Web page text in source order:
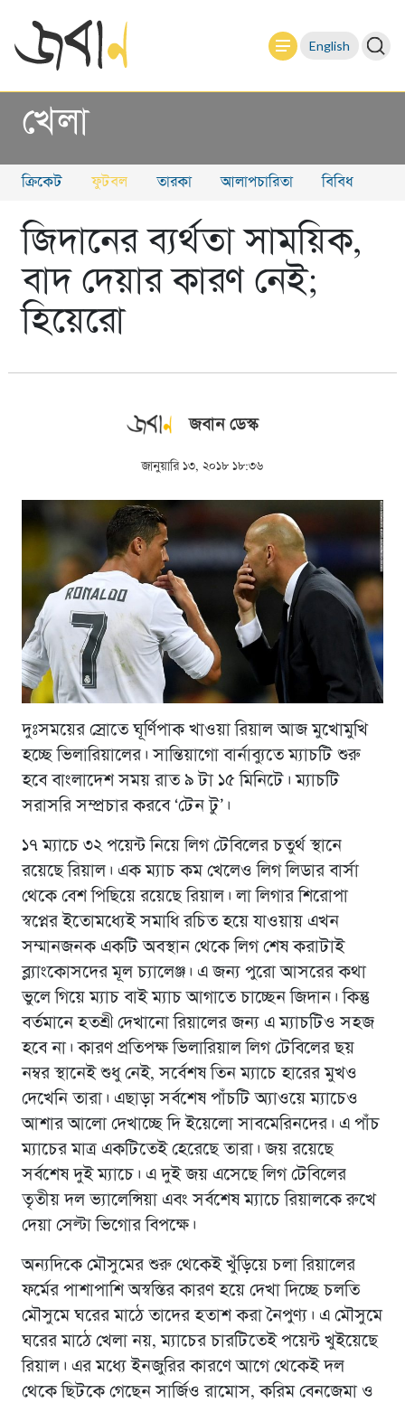
English
খেলা
ক্রিকেট ফুটবল তারকা আলাপচারিতা বিবিধ
জিদানের ব্যর্থতা সাময়িক,
বাদ দেয়ার কারণ নেই;
হিয়েরো
জবান ডেস্ক
জানুয়ারি ১৩, ২০১৮ ১৮:৩৬
দুঃসময়ের স্রোতে ঘূর্ণিপাক খাওয়া রিয়াল আজ মুখোমুখি
হচ্ছে ভিলারিয়ালের। সান্তিয়াগো বার্নাব্যুতে ম্যাচটি শুরু
হবে বাংলাদেশ সময় রাত ৯ টা ১৫ মিনিটে। ম্যাচটি
সরাসরি সম্প্রচার করবে ‘টেন টু’।
১৭ ম্যাচে ৩২ পয়েন্ট নিয়ে লিগ টেবিলের চতুর্থ স্থানে
রয়েছে রিয়াল। এক ম্যাচ কম খেলেও লিগ লিডার বার্সা
থেকে বেশ পিছিয়ে রয়েছে রিয়াল। লা লিগার শিরোপা
স্বপ্নের ইতোমধ্যেই সমাধি রচিত হয়ে যাওয়ায় এখন
সম্মানজনক একটি অবস্থান থেকে লিগ শেষ করাটাই
ব্ল্যাংকোসদের মূল চ্যালেঞ্জ। এ জন্য পুরো আসরের কথা
ভুলে গিয়ে ম্যাচ বাই ম্যাচ আগাতে চাচ্ছেন জিদান। কিন্তু
বর্তমানে হতশ্রী দেখানো রিয়ালের জন্য এ ম্যাচটিও সহজ
হবে না। কারণ প্রতিপক্ষ ভিলারিয়াল লিগ টেবিলের ছয়
নম্বর স্থানেই শুধু নেই, সর্বেশষ তিন ম্যাচে হারের মুখও
দেখেনি তারা। এছাড়া সর্বশেষ পাঁচটি অ্যাওয়ে ম্যাচেও
আশার আলো দেখাচ্ছে দি ইয়েলো সাবমেরিনদের। এ পাঁচ
ম্যাচের মাত্র একটিতেই হেরেছে তারা। জয় রয়েছে
সর্বশেষ দুই ম্যাচে। এ দুই জয় এসেছে লিগ টেবিলের
তৃতীয় দল ভ্যালেন্সিয়া এবং সর্বশেষ ম্যাচে রিয়ালকে রুখে
দেয়া সেল্টা ভিগোর বিপক্ষে।
অন্যদিকে মৌসুমের শুরু থেকেই খুঁড়িয়ে চলা রিয়ালের
ফর্মের পাশাপাশি অস্বস্তির কারণ হয়ে দেখা দিচ্ছে চলতি
মৌসুমে ঘরের মাঠে তাদের হতাশ করা নৈপুণ্য। এ মৌসুমে
ঘরের মাঠে খেলা নয়, ম্যাচের চারটিতেই পয়েন্ট খুইয়েছে
রিয়াল। এর মধ্যে ইনজুরির কারণে আগে থেকেই দল
থেকে ছিটকে গেছেন সার্জিও রামোস, করিম বেনজেমা ও